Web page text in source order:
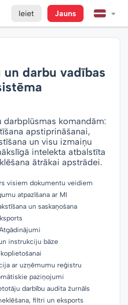
Ieiet Jauns
darbplūsmas komandām:
apstiprināšanai,
un visu izmaiņu
intelekta atbalstīta
ātrākai apstrādei.
visiem dokumentu veidiem
atpazīšana ar MI
un saskaņošana
instrukciju bāze
ar uzņēmumu reģistru
paziņojumi
darbību audita žurnāls
filtri un eksports
darbu vadības